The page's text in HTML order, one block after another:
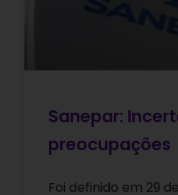
Sanepar:
preocupações
Foi definido em 29